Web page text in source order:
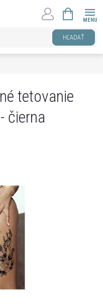
HĽADAŤ
KOŠÍK
tetovanie
čierna